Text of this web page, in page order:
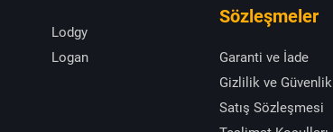
Lodgy
Logan
Sözleşmeler
Garanti ve İade
Gizlilik ve Güvenlik
Satış Sözleşmesi